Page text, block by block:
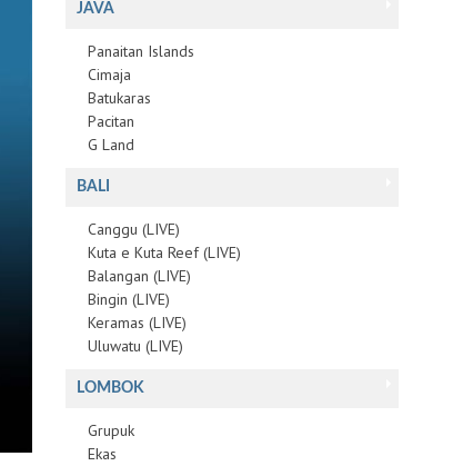
JAVA
Panaitan Islands
Cimaja
Batukaras
Pacitan
G Land
BALI
Canggu (LIVE)
Kuta e Kuta Reef (LIVE)
Balangan (LIVE)
Bingin (LIVE)
Keramas (LIVE)
Uluwatu (LIVE)
LOMBOK
Grupuk
Ekas